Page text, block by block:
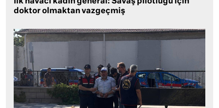
doktor olmaktan vazgeçmiş